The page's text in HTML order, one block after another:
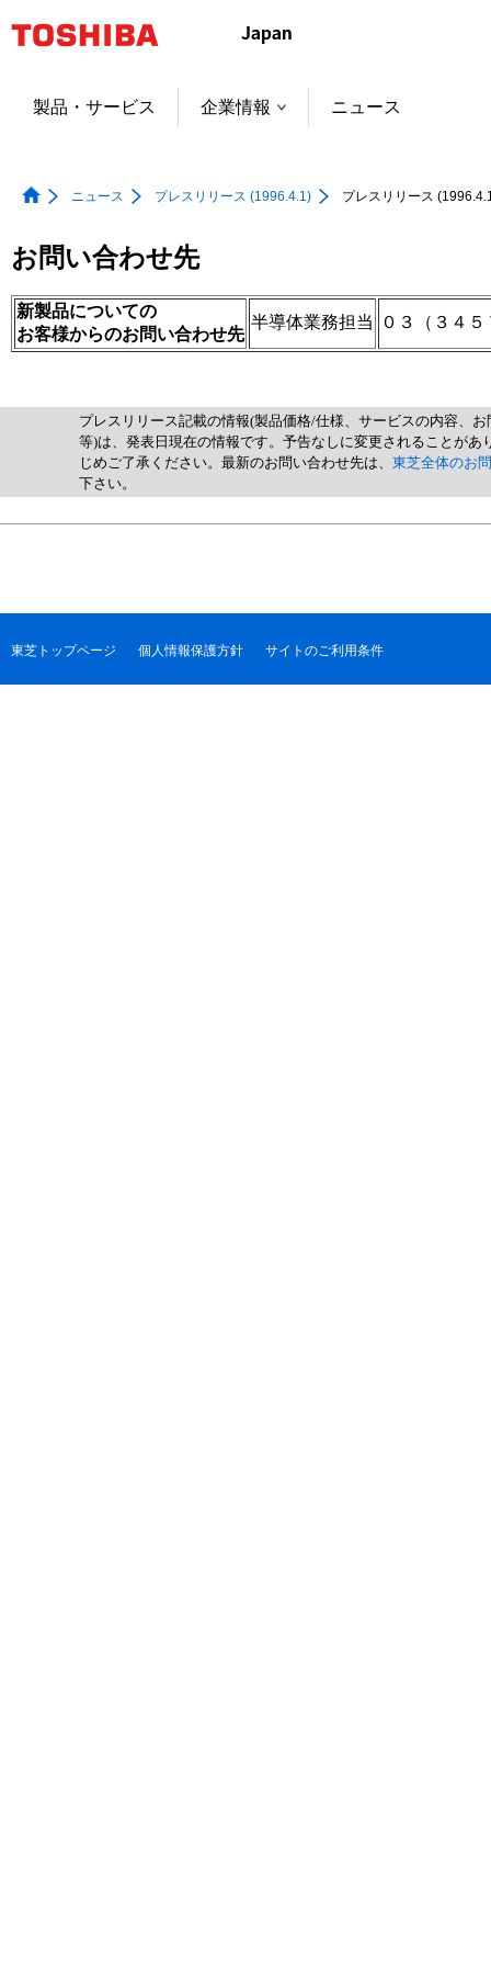
ャ
製品・サービス 企業情報 ニュース
ニュース プレスリリース (1996.4.1) プレスリリース
お問い合わせ先
新製品についての
お客様からのお問い合わせ先
半導体業務担当 ０３（３４
プレスリリース記載の情報(製品価格/仕様、サービスの内容、
等)は、発表日現在の情報です。予告なしに変更されることがあ
じめご了承ください。最新のお問い合わせ先は、 東芝全体のお
下さい。
東芝トップページ 個人情報保護方針 サイトのご利用条件